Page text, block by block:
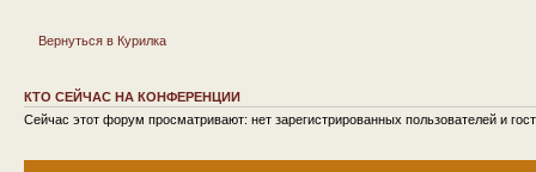
Вернуться в Курилка
КТО СЕЙЧАС НА КОНФЕРЕНЦИИ
Сейчас этот форум просматривают: нет зарегистрированных пользователей и